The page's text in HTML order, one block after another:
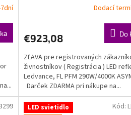
A
R
M
O
Dodací
€923,08 Do
ZĽAVA pre registrovaných
živnostníkov ( Registrácia ) LED
Ledvance, FL PFM 290W/4000K
Darček ZDARMA pri nákupe na...
LED svietidlo
Kód: